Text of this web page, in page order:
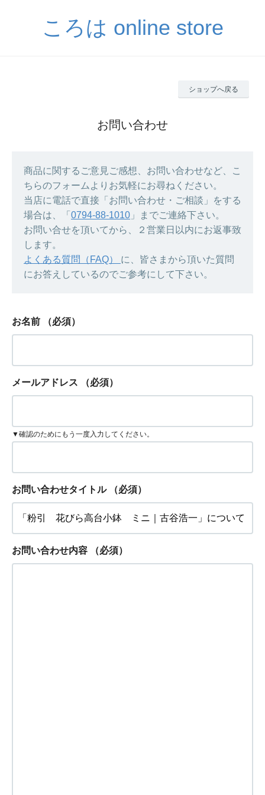
ころは online store
ショップへ戻る
お問い合わせ
商品に関するご意見ご感想、お問い合わせなど、こ
ちらのフォームよりお気軽にお尋ねください。
当店に電話で直接「お問い合わせ・ご相談」をする
場合は、「 0794-88-1010 」までご連絡下さい。
お問い合せを頂いてから、２営業日以内にお返事致
します。
よくある質問（FAQ） に、皆さまから頂いた質問
にお答えしているのでご参考にして下さい。
お名前 （必須）
メールアドレス （必須）
▼確認のためにもう一度入力してください。
お問い合わせタイトル （必須）
お問い合わせ内容 （必須）